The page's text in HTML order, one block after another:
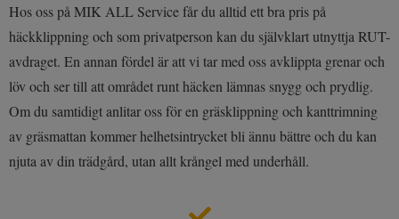
Hos oss på MIK ALL Service får du alltid ett bra pris på
häckklippning och som privatperson kan du självklart utnyttja RUT-
avdraget. En annan fördel är att vi tar med oss avklippta grenar och
löv och ser till att området runt häcken lämnas snygg och prydlig.
Om du samtidigt anlitar oss för en gräsklippning och kanttrimning
av gräsmattan kommer helhetsintrycket bli ännu bättre och du kan
njuta av din trädgård, utan allt krångel med underhåll.